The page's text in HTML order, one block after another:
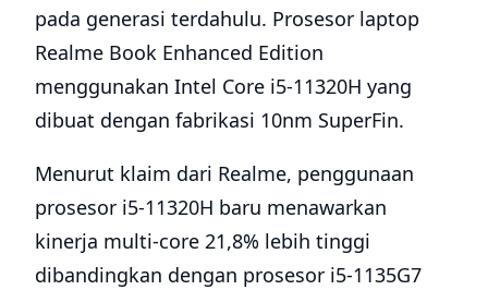
pada generasi terdahulu. Prosesor laptop
Realme Book Enhanced Edition
menggunakan Intel Core i5-11320H yang
dibuat dengan fabrikasi 10nm SuperFin.
Menurut klaim dari Realme, penggunaan
prosesor i5-11320H baru menawarkan
kinerja multi-core 21,8% lebih tinggi
dibandingkan dengan prosesor i5-1135G7